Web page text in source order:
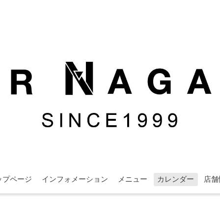
プページ インフォメーション メニュー カレンダー 店